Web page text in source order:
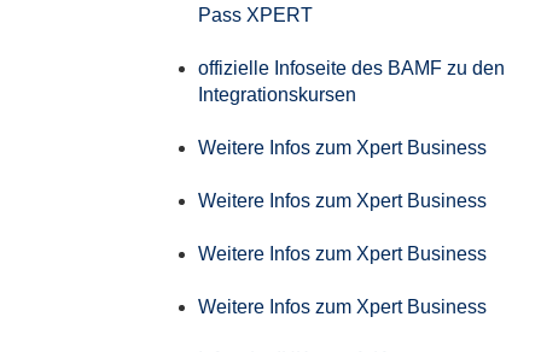
Pass XPERT
offizielle Infoseite des BAMF zu den
Integrationskursen
Weitere Infos zum Xpert Business
Weitere Infos zum Xpert Business
Weitere Infos zum Xpert Business
Weitere Infos zum Xpert Business